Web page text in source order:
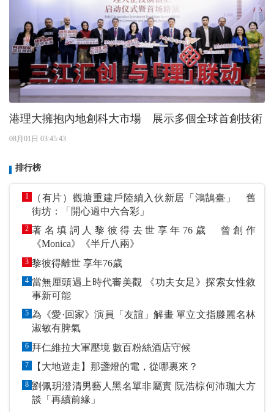
港理大擁抱內地創科大市場 展示多個全球首創技術
08月01日 03:45:43
排行榜
1
（有片）觀塘重建戶陸續入伙新居「鴻鵠臺」 舊
街坊：「開心過中六合彩」
2 著名填詞人黎彼得去世享年76歲 曾創作
《Monica》《半斤八兩》
3 黎彼得離世 享年76歲
4 當無厘頭遇上時代審美觀 《功夫女足》探索女性敘
事新可能
5 為《愛·回家》演員「友誼」解畫 單立文指滕麗名林
淑敏有脾氣
6 拜仁維拉大軍壓境 數百粉絲酒店守候
7 【大地遊走】那盞燈的電，從哪裏來？
8 劉佩玥澄清男藝人黑名單非屬實 阮浩棕何沛珈大方
談「再續前緣」